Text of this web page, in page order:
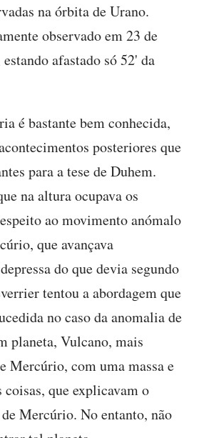
na órbita de Urano.
observado em 23 de
afastado só 52' da
é bastante bem conhecida,
posteriores que
para a tese de Duhem.
na altura ocupava os
ao movimento anómalo
que avançava
do que devia segundo
tentou a abordagem que
no caso da anomalia de
planeta, Vulcano, mais
Mercúrio, com uma massa e
que explicavam o
Mercúrio. No entanto, não